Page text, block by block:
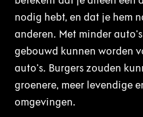
nodig hebt, en dat je hem
anderen. Met minder
gebouwd kunnen worden
auto's. Burgers zouden
groenere, meer levendige
omgevingen.